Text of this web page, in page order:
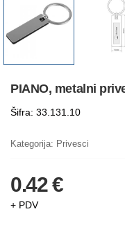
PIANO, metalni
Šifra: 33.131.10
Kategorija: Privesci
0.42 €
+ PDV